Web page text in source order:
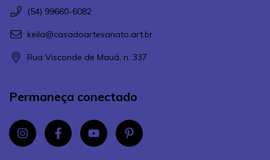
(54) 99660-6082
keila@casadoartesanato.art.br
Rua Visconde de Mauá, n. 337
Permaneça conectado